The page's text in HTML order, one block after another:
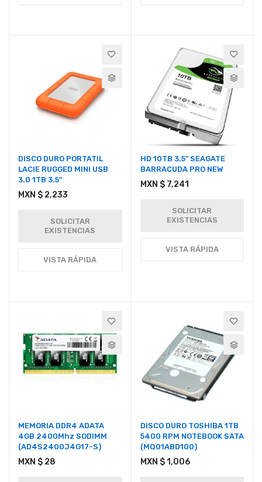
DISCO DURO PORTATIL
LACIE RUGGED MINI USB
3.0 1TB 3.5"
MXN $ 2,233
SOLICITAR
EXISTENCIAS
VISTA RÁPIDA
HD 10TB 3.5" SEAGATE
BARRACUDA PRO NEW
MXN $ 7,241
SOLICITAR
EXISTENCIAS
VISTA RÁPIDA
MEMORIA DDR4 ADATA
4GB 2400Mhz SODIMM
(AD4S2400J4G17-S)
MXN $ 28
DISCO DURO TOSHIBA 1TB
5400 RPM NOTEBOOK SATA
(MQ01ABD100)
MXN $ 1,006